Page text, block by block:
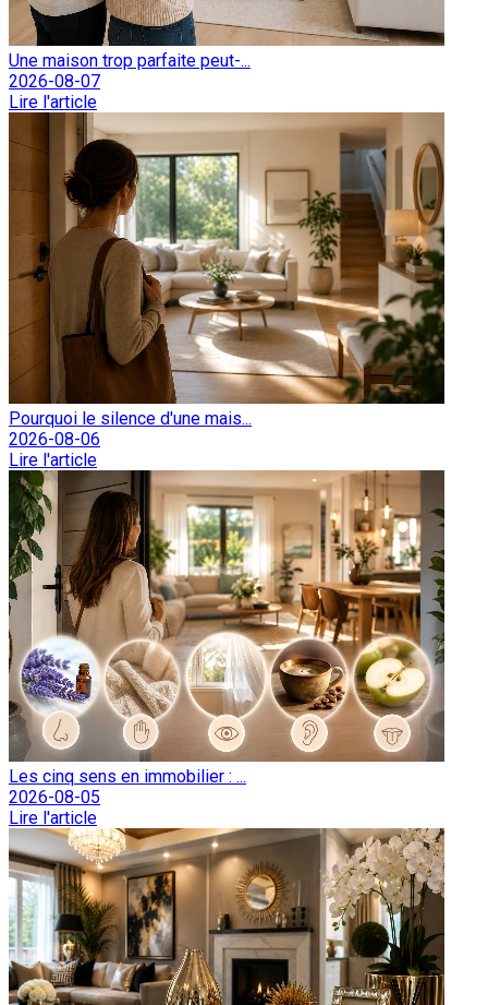
Une maison trop parfaite peut-...
2026-08-07
Lire l'article
Pourquoi le silence d'une mais...
2026-08-06
Lire l'article
Les cinq sens en immobilier : ...
2026-08-05
Lire l'article